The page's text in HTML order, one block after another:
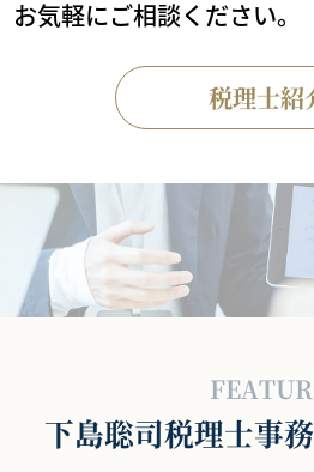
お気軽にご相談ください。
税理士紹
下島聡司税理士事